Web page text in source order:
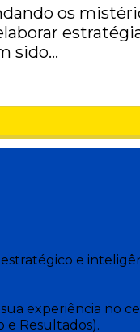
os
sido…
e
experiência no
e Resultados).